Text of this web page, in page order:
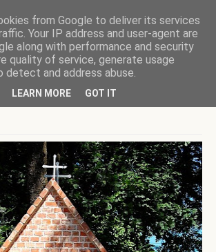
Kapliczki warmińskie: Biskupiec
Biskupiec
from Google to deliver its services
Your IP address and user-agent are
along with performance and security
quality of service, generate usage
and address abuse.
LEARN MORE GOT IT